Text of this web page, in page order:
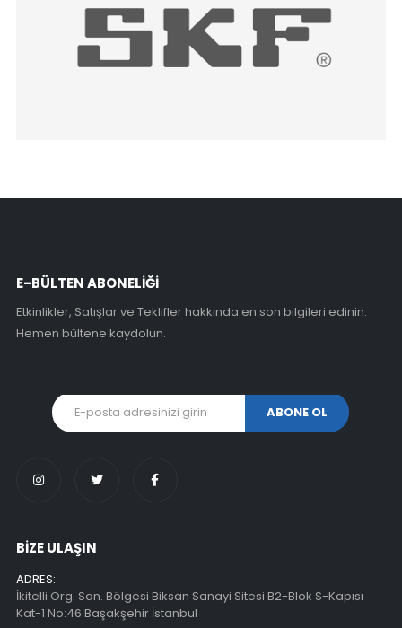
E-BÜLTEN ABONELİĞİ
Etkinlikler, Satışlar ve Teklifler hakkında en son bilgileri edinin.
Hemen bültene kaydolun.
BİZE ULAŞIN
ADRES:
İkitelli Org. San. Bölgesi Biksan Sanayi Sitesi B2-Blok S-Kapısı
Kat-1 No:46 Başakşehir İstanbul